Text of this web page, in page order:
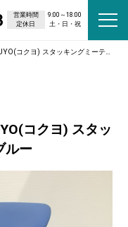
営業時間
9:00～18:00
定休日
土・日・祝
) スタッキングミーティングチェア ブルー
コクヨ) スタッ
ルー